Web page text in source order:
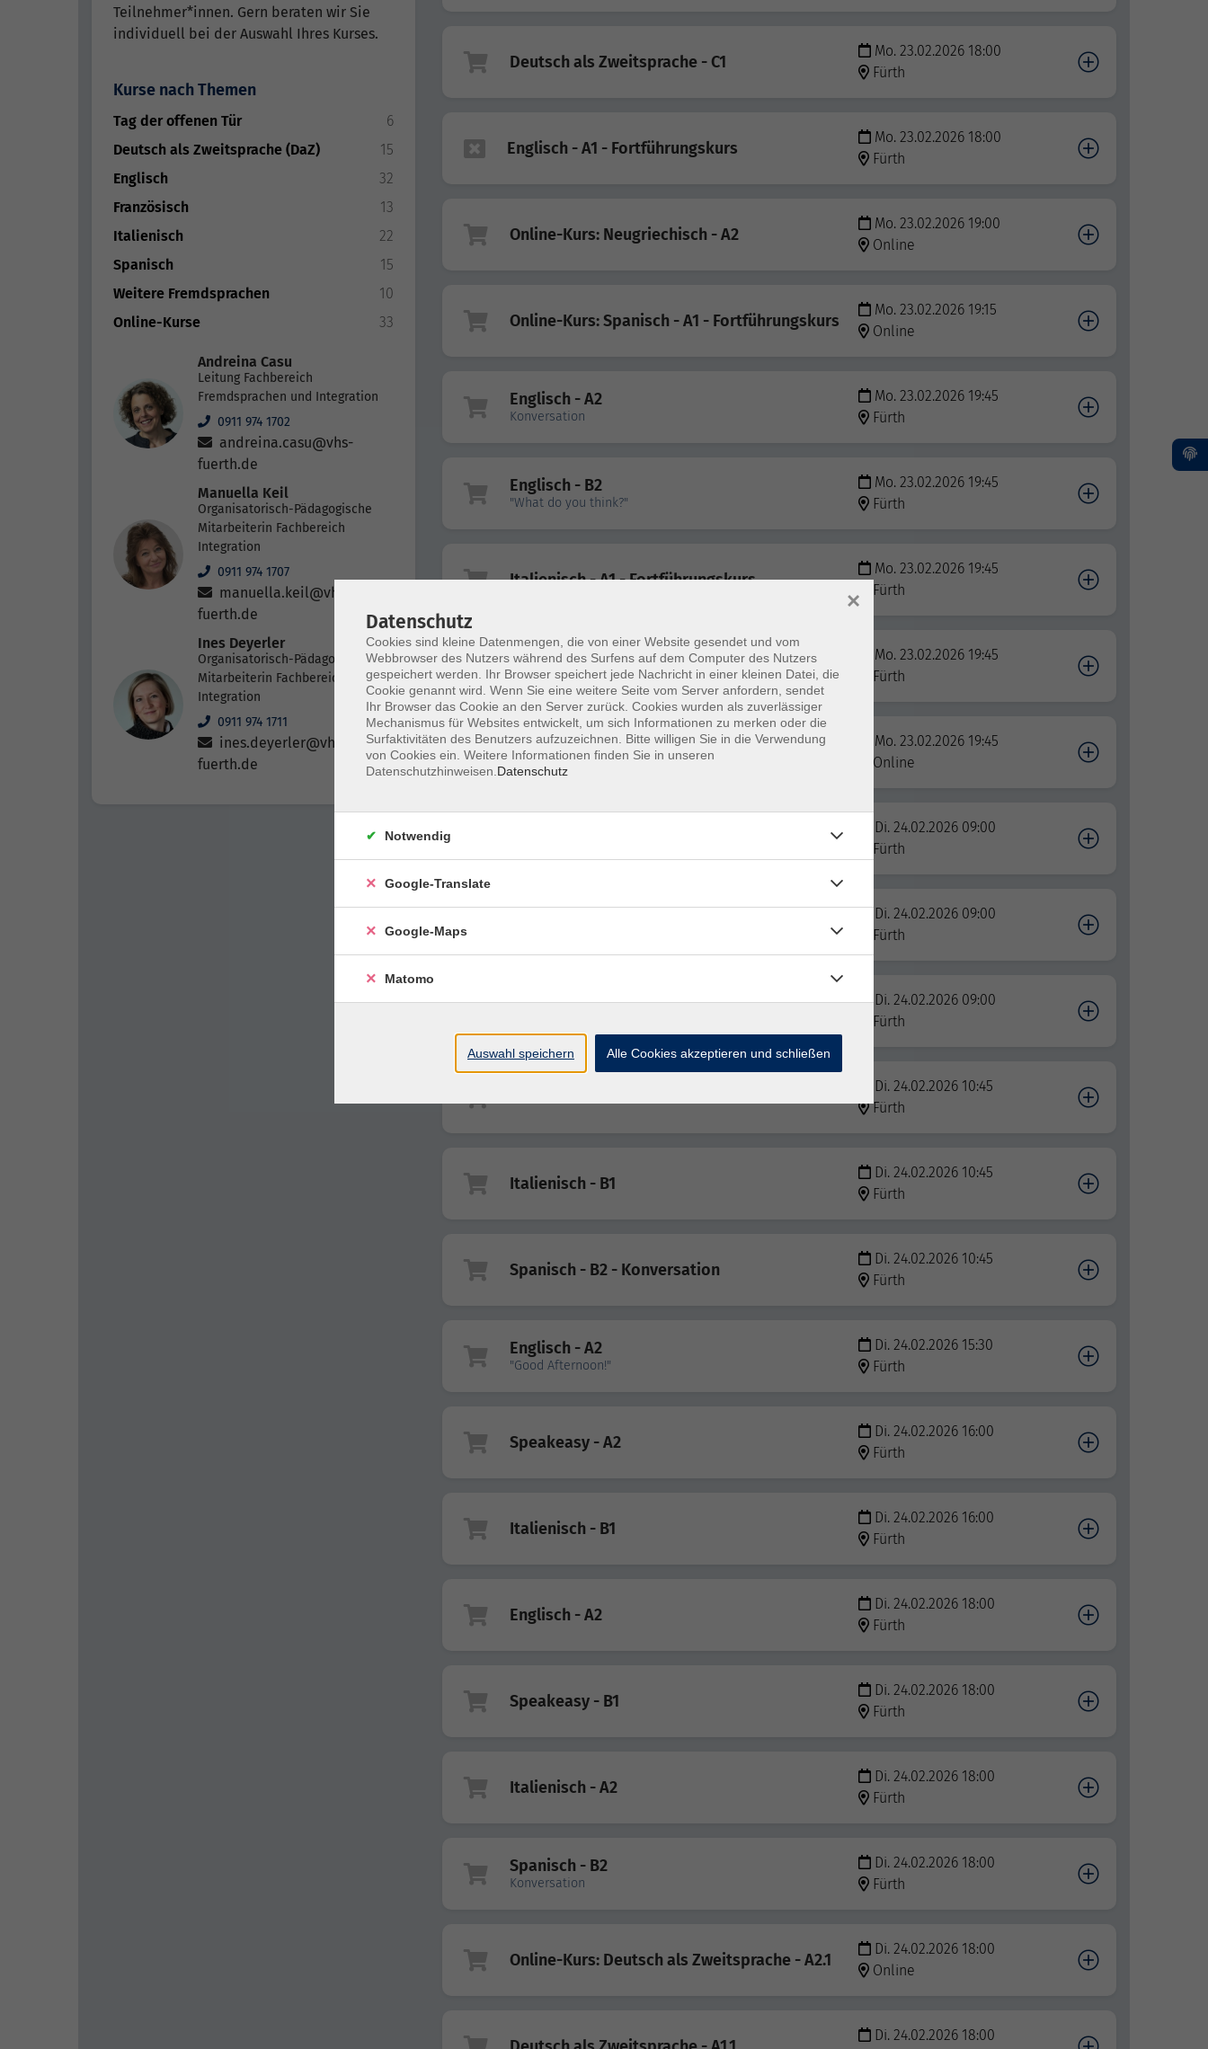
Teilnehmer*innen. Gern beraten wir Sie
individuell bei der Auswahl Ihres Kurses.
Kurse nach Themen
Tag der offenen Tür
6
Deutsch als Zweitsprache (DaZ)
15
Englisch
32
Französisch
13
Italienisch
22
Spanisch
15
Weitere Fremdsprachen
10
Online-Kurse
33
Andreina Casu
Leitung Fachbereich
Fremdsprachen und Integration
0911 974 1702
andreina.casu@vhs-
fuerth.de
Manuella Keil
Organisatorisch-Pädagogische
Mitarbeiterin Fachbereich
Integration
0911 974 1707
manuella.keil@vhs-
fuerth.de
Ines Deyerler
Organisatorisch-Pädagogische
Mitarbeiterin Fachbereich
Integration
0911 974 1711
ines.deyerler@vhs-
fuerth.de
Deutsch als Zweitsprache - C1
Mo. 23.02.2026 18:00
Fürth
Englisch - A1 - Fortführungskurs
Mo. 23.02.2026 18:00
Fürth
Online-Kurs: Neugriechisch - A2
Mo. 23.02.2026 19:00
Online
Online-Kurs: Spanisch - A1 - Fortführungskurs
Mo. 23.02.2026 19:15
Online
Englisch - A2
Konversation
Mo. 23.02.2026 19:45
Fürth
Englisch - B2
"What do you think?"
Mo. 23.02.2026 19:45
Fürth
Italienisch - A1 - Fortführungskurs
Mo. 23.02.2026 19:45
Fürth
Neugriechisch - A1 - für Anfänger*innen
Mo. 23.02.2026 19:45
Fürth
Online-Kurs: Englisch - A1 - für
Anfänger*innen
Mo. 23.02.2026 19:45
Online
Di. 24.02.2026 09:00
Fürth
Di. 24.02.2026 09:00
Fürth
Di. 24.02.2026 09:00
Fürth
Di. 24.02.2026 10:45
Fürth
Italienisch - B1
Di. 24.02.2026 10:45
Fürth
Spanisch - B2 - Konversation
Di. 24.02.2026 10:45
Fürth
Englisch - A2
"Good Afternoon!"
Di. 24.02.2026 15:30
Fürth
Speakeasy - A2
Di. 24.02.2026 16:00
Fürth
Italienisch - B1
Di. 24.02.2026 16:00
Fürth
Englisch - A2
Di. 24.02.2026 18:00
Fürth
Speakeasy - B1
Di. 24.02.2026 18:00
Fürth
Italienisch - A2
Di. 24.02.2026 18:00
Fürth
Spanisch - B2
Konversation
Di. 24.02.2026 18:00
Fürth
Online-Kurs: Deutsch als Zweitsprache - A2.1
Di. 24.02.2026 18:00
Online
Di. 24.02.2026 18:00
Datenschutz
Cookies sind kleine Datenmengen, die von einer Website gesendet und vom
Webbrowser des Nutzers während des Surfens auf dem Computer des Nutzers
gespeichert werden. Ihr Browser speichert jede Nachricht in einer kleinen Datei, die
Cookie genannt wird. Wenn Sie eine weitere Seite vom Server anfordern, sendet
Ihr Browser das Cookie an den Server zurück. Cookies wurden als zuverlässiger
Mechanismus für Websites entwickelt, um sich Informationen zu merken oder die
Surfaktivitäten des Benutzers aufzuzeichnen. Bitte willigen Sie in die Verwendung
von Cookies ein. Weitere Informationen finden Sie in unseren
Datenschutzhinweisen. Datenschutz
×
Notwendig
Google-Translate
Google-Maps
Matomo
Auswahl speichern Alle Cookies akzeptieren und schließen